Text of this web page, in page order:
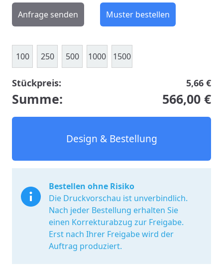
Anfrage senden Muster bestellen
100 250 500 1000 1500
Stückpreis: 5,66 €
Summe: 566,00 €
Design & Bestellung
Bestellen ohne Risiko
Die Druckvorschau ist unverbindlich.
Nach jeder Bestellung erhalten Sie
einen Korrekturabzug zur Freigabe.
Erst nach Ihrer Freigabe wird der
Auftrag produziert.